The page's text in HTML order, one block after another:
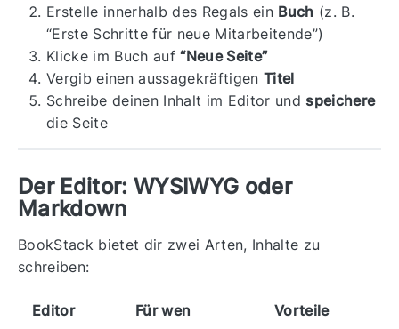
Erstelle innerhalb des Regals ein Buch (z. B.
“Erste Schritte für neue Mitarbeitende”)
Klicke im Buch auf“Neue Seite”
Vergib einen aussagekräftigen Titel
Schreibe deinen Inhalt im Editor undspeichere
die Seite
Der Editor: WYSIWYG oder
Markdown
BookStack bietet dir zwei Arten, Inhalte zu
schreiben:
Editor Für wen Vorteile